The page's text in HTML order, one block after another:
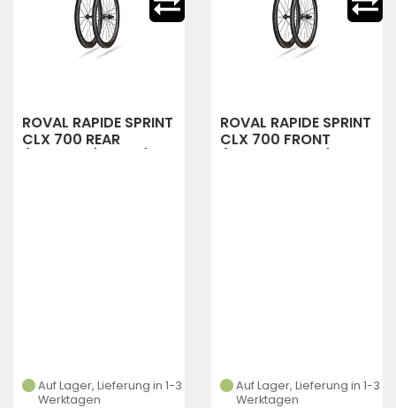
ROVAL RAPIDE SPRINT
CLX 700 REAR
Auf Lager, Lieferung in 1-3
Werktagen
ROVAL RAPIDE SPRINT
CLX 700 FRONT
Auf Lager, Lieferung in 1-3
Werktagen